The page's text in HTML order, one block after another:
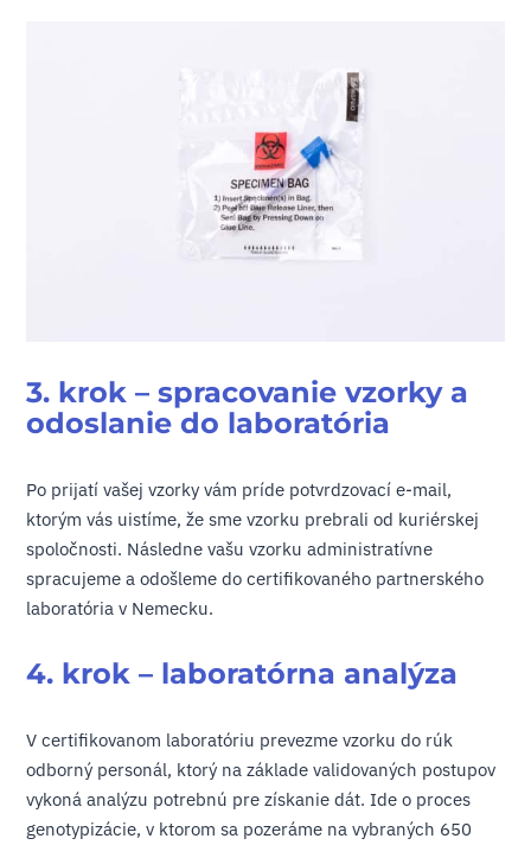
3. krok – spracovanie vzorky a
odoslanie do laboratória
Po prijatí vašej vzorky vám príde potvrdzovací e-mail,
ktorým vás uistíme, že sme vzorku prebrali od kuriérskej
spoločnosti. Následne vašu vzorku administratívne
spracujeme a odošleme do certifikovaného partnerského
laboratória v Nemecku.
4. krok – laboratórna analýza
V certifikovanom laboratóriu prevezme vzorku do rúk
odborný personál, ktorý na základe validovaných postupov
vykoná analýzu potrebnú pre získanie dát. Ide o proces
genotypizácie, v ktorom sa pozeráme na vybraných 650